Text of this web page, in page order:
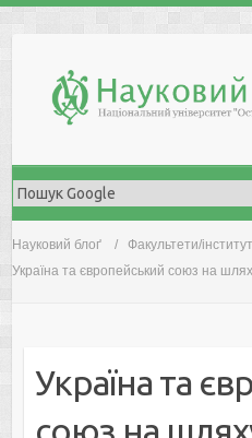
Науковий блоґ Факультети/
Україна та європейський союз на
Україна та